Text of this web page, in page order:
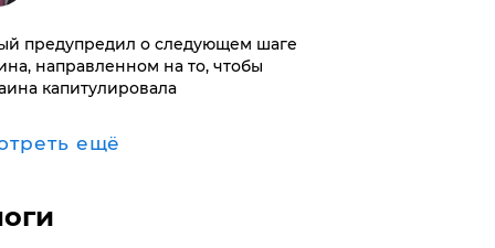
предупредил о следующем шаге
направленном на то, чтобы
капитулировала
ещё